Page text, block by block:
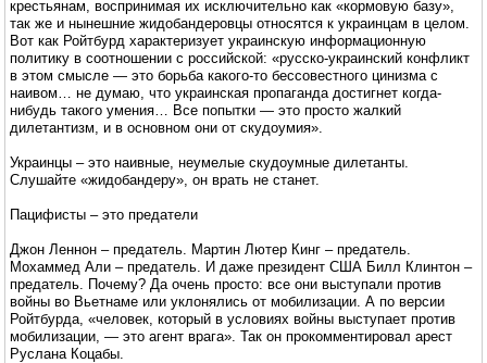
крестьянам, воспринимая их исключительно как «кормовую базу»,
так же и нынешние жидобандеровцы относятся к украинцам в целом.
Вот как Ройтбурд характеризует украинскую информационную
политику в соотношении с российской: «русско-украинский конфликт
в этом смысле — это борьба какого-то бессовестного цинизма с
наивом… не думаю, что украинская пропаганда достигнет когда-
нибудь такого умения… Все попытки — это просто жалкий
дилетантизм, и в основном они от скудоумия».
Украинцы – это наивные, неумелые скудоумные дилетанты.
Слушайте «жидобандеру», он врать не станет.
Пацифисты – это предатели
Джон Леннон – предатель. Мартин Лютер Кинг – предатель.
Мохаммед Али – предатель. И даже президент США Билл Клинтон –
предатель. Почему? Да очень просто: все они выступали против
войны во Вьетнаме или уклонялись от мобилизации. А по версии
Ройтбурда, «человек, который в условиях войны выступает против
мобилизации, — это агент врага». Так он прокомментировал арест
Руслана Коцабы.